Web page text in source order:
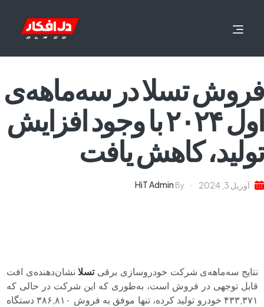
فروش تسلا در سه‌ماهه‌ی
اول ۲۰۲۴ با وجود افزایش
تولید، کاهش یافت
آوریل 3, 2024 By
HiT Admin
نتایج سه‌ماهه‌ی شرکت خودروسازی برقیتسلانشان‌دهنده‌ی افت
قابل توجهی در فروش است، به‌طوری که این شرکت در حالی که
۴۳۳,۳۷۱ خودرو تولید کرده، تنها موفق به فروش ۳۸۶,۸۱۰ دستگاه